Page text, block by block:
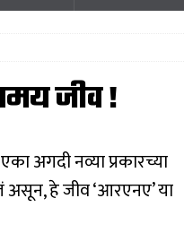
जीव !
अगदी नव्या प्रकारच्या
असून, हे जीव ‘आरएनए’ या